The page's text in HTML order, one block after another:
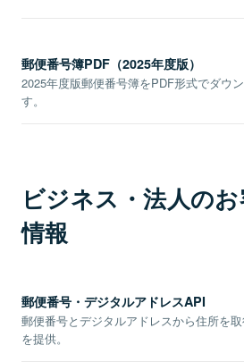
郵便番号簿PDF（2025年度版）
2025年度版郵便番号簿をPDF形式でダウ
す。
ビジネス・法人の
情報
郵便番号・デジタルアドレスAPI
郵便番号とデジタルアドレスから住所を
を提供。